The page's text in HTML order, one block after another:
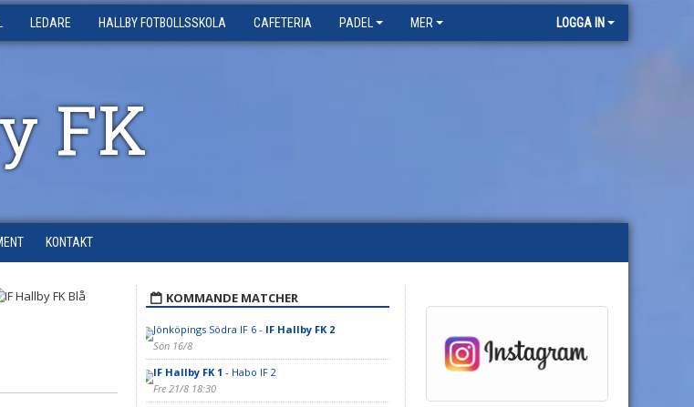
LEDARE HALLBY FOTBOLLSSKOLA CAFETERIA PADEL MER LOGGA IN
FK
KONTAKT
KOMMANDE MATCHER
Jönköpings Södra IF 6 - IF Hallby FK 2
Sön 16/8
IF Hallby FK 1 - Habo IF 2
Fre 21/8 18:30